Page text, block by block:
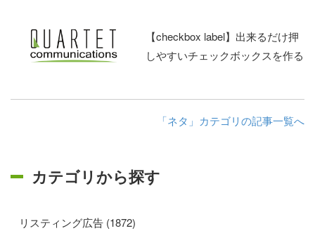
【checkbox label】出来るだけ押
しやすいチェックボックスを作る
「ネタ」カテゴリの記事一覧へ
カテゴリから探す
リスティング広告 (1872)